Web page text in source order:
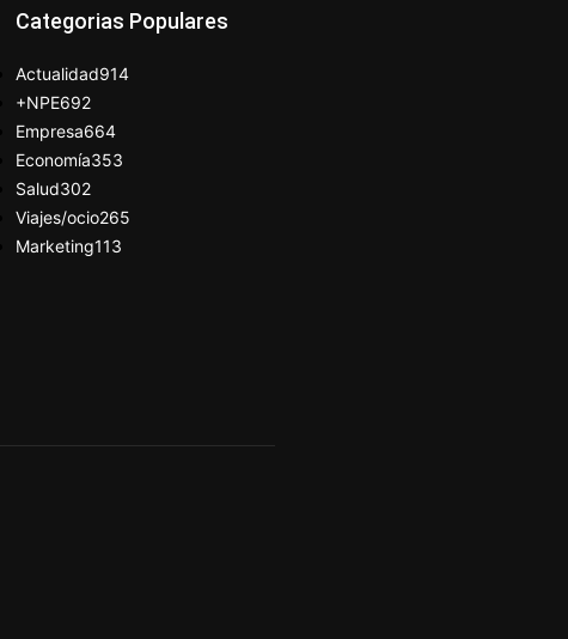
Categorias Populares
Actualidad914
+NPE692
Empresa664
Economía353
Salud302
Viajes/ocio265
Marketing113